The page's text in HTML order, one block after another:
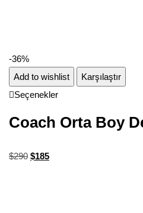
-36%
Add to wishlist
Karşılaştır
Seçenekler
Coach Orta Boy
$290 $185